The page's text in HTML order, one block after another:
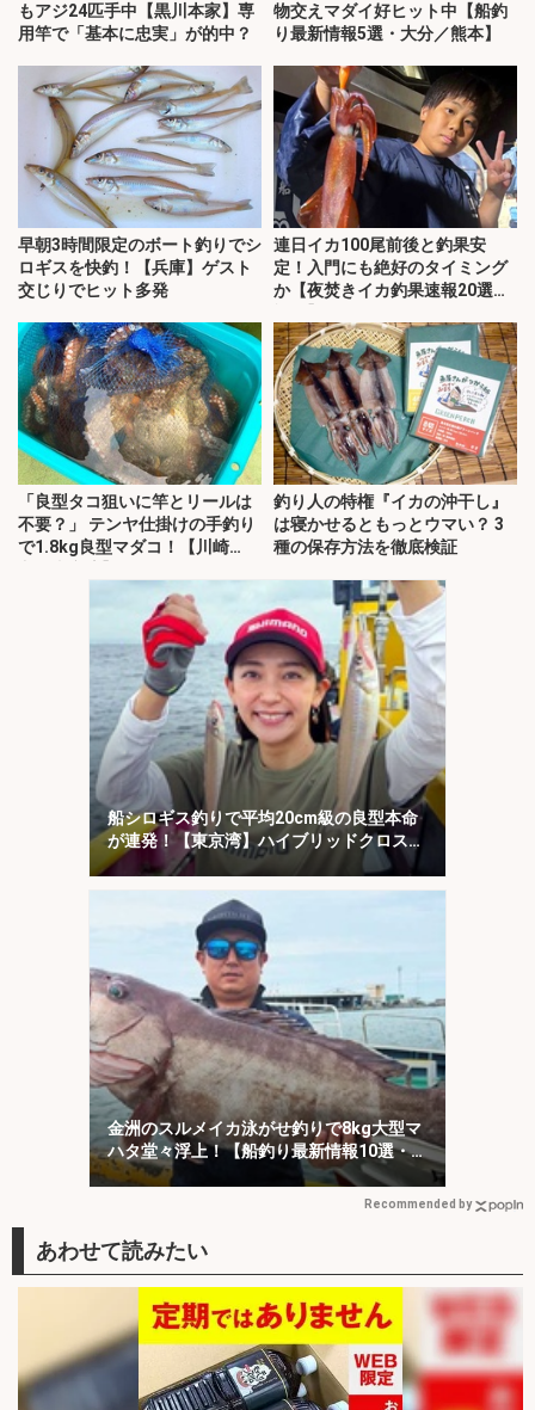
もアジ24匹手中【黒川本家】専
用竿で「基本に忠実」が的中？
物交えマダイ好ヒット中【船釣
り最新情報5選・大分／熊本】
早朝3時間限定のボート釣りでシ
ロギスを快釣！【兵庫】ゲスト
交じりでヒット多発
連日イカ100尾前後と釣果安
定！入門にも絶好のタイミング
か【夜焚きイカ釣果速報20選・
「良型タコ狙いに竿とリールは
不要？」 テンヤ仕掛けの手釣り
で1.8kg良型マダコ！【川崎
釣り人の特権『イカの沖干し』
は寝かせるともっとウマい？ 3
種の保存方法を徹底検証
船シロギス釣りで平均20cm級の良型本命
が連発！【東京湾】ハイブリッドクロスに
好反応
金洲のスルメイカ泳がせ釣りで8kg大型マ
ハタ堂々浮上！【船釣り最新情報10選・東
海】
Recommended by